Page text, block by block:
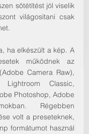
sötétítést jól viselik
világosítani csak
ha elkészült a kép. A
működnek az
Camera Raw),
Lightroom Classic,
Photoshop, Adobe
Régebben
volt a preseteknek,
formátumot használ